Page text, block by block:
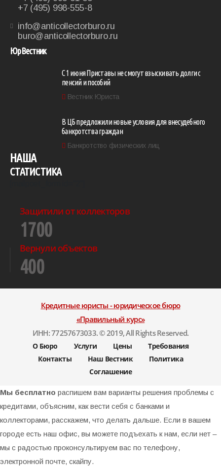
+7 (495) 998-555-8
info@anticollectorburo.ru
buro@anticollectorburo.ru
ЮрВестник
С 1 июня Приставы не смогут взыскивать долги с
пенсий и пособий
Вестник Юриста
В ЦБ предложили новые условия для внесудебного
банкротства граждан
Банкротство физических лиц
НАША
СТАТИСТИКА
Защитили от коллекторов
1700
Вернули объектов
400
Кредитные юристы - юридическое бюро
«Правильный курс»
ИНН: 77257673033. © 2019, All Rights Reserved.
О Бюро Услуги Цены
Требования
Контакты
Наш Вестник
Политика
Соглашение
Мы бесплатно распишем вам варианты решения проблемы с
кредитами, объясним, как вести себя с банками и
коллекторами, расскажем, что делать дальше. Если в вашем
городе есть наш офис, вы можете подъехать к нам, если нет –
мы с радостью проконсультируем вас по телефону,
электронной почте, скайпу.